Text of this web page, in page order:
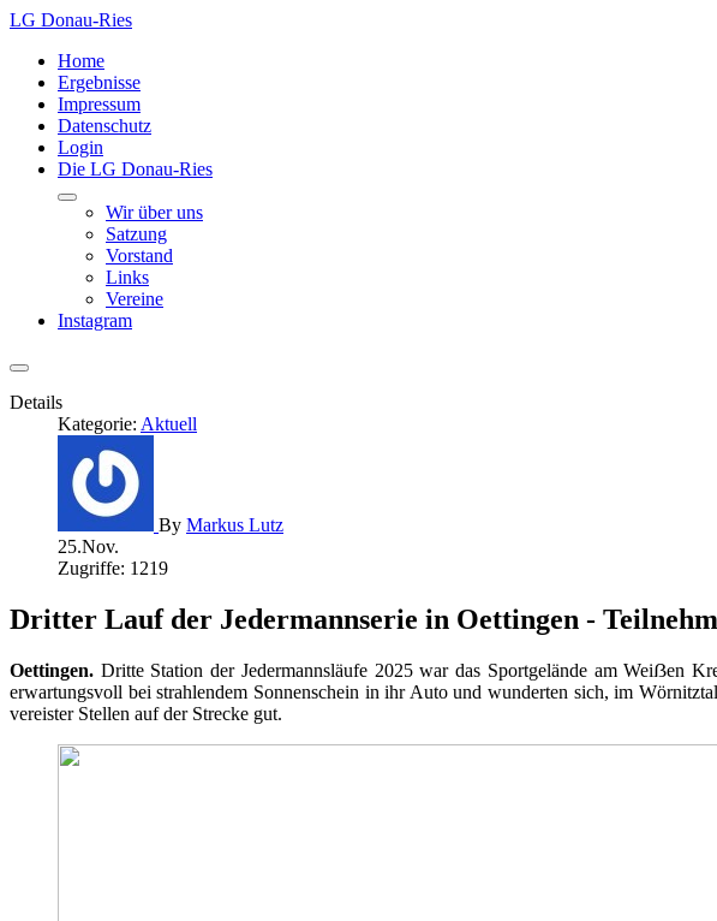
LG Donau-Ries
Home
Ergebnisse
Impressum
Datenschutz
Login
Die LG Donau-Ries
Wir über uns
Satzung
Vorstand
Links
Vereine
Instagram
Details
Kategorie: Aktuell
By Markus Lutz
25.Nov.
Zugriffe: 1219
Dritter Lauf der Jedermannserie in Oettingen -
Oettingen. Dritte Station der Jedermannsläufe 2025 war das Sportgelände am Weiẞen
erwartungsvoll bei strahlendem Sonnenschein in ihr Auto und wunderten sich, im
vereister Stellen auf der Strecke gut.